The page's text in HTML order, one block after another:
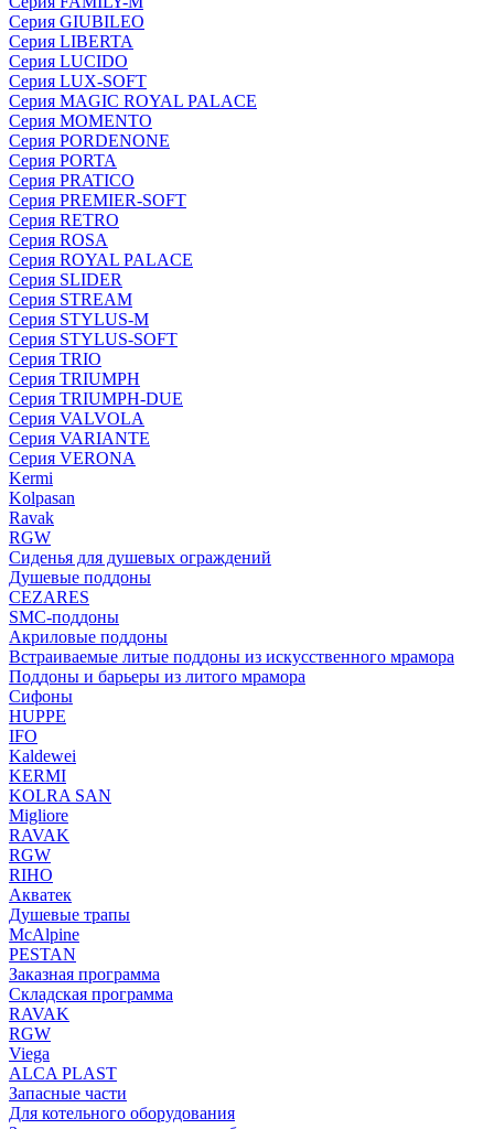
Серия GIUBILEO
Серия LIBERTA
Серия LUCIDO
Серия LUX-SOFT
Серия MAGIC ROYAL PALACE
Серия MOMENTO
Серия PORDENONE
Серия PORTA
Серия PRATICO
Серия PREMIER-SOFT
Серия RETRO
Серия ROSA
Серия ROYAL PALACE
Серия SLIDER
Серия STREAM
Серия STYLUS-M
Серия STYLUS-SOFT
Серия TRIO
Серия TRIUMPH
Серия TRIUMPH-DUE
Серия VALVOLA
Серия VARIANTE
Серия VERONA
Kermi
Kolpasan
Ravak
RGW
Сиденья для душевых ограждений
Душевые поддоны
CEZARES
SMC-поддоны
Акриловые поддоны
Встраиваемые литые поддоны из искусственного мрамора
Поддоны и барьеры из литого мрамора
Сифоны
HUPPE
IFO
Kaldewei
KERMI
KOLRA SAN
Migliore
RAVAK
RGW
RIHO
Акватек
Душевые трапы
McAlpine
PESTAN
Заказная программа
Складская программа
RAVAK
RGW
Viega
АLCA PLAST
Запасные части
Для котельного оборудования